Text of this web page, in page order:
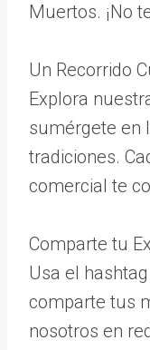
Muertos. ¡No
Un Recorrido
Explora
sumérgete en
tradiciones.
comercial te
Comparte tu
Usa el
comparte tus
nosotros en